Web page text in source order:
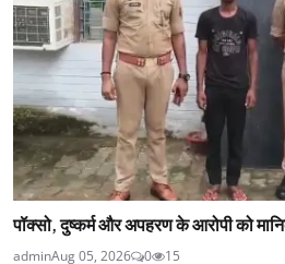
पॉक्सो, दुष्कर्म और अपहरण के आरोपी को
adminAug 05, 2026 0 15